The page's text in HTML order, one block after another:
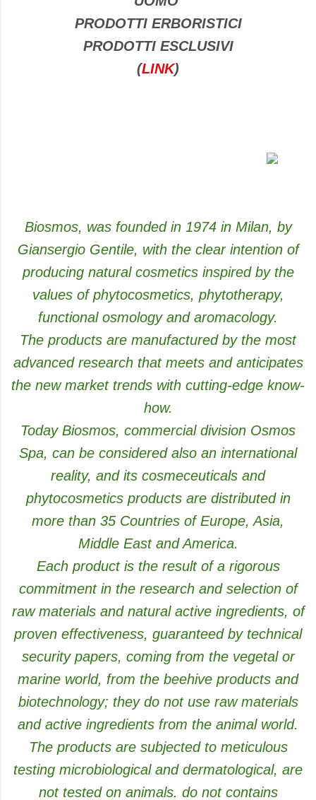
PRODOTTI ERBORISTICI
PRODOTTI ESCLUSIVI
(LINK)
Biosmos, was founded in 1974 in Milan, by
Giansergio Gentile, with the clear intention of
producing natural cosmetics inspired by the
values of phytocosmetics, phytotherapy,
functional osmology and aromacology.
The products are manufactured by the most
advanced research that meets and anticipates
the new market trends with cutting-edge know-
how.
Today Biosmos, commercial division Osmos
Spa, can be considered also an international
reality, and its cosmeceuticals and
phytocosmetics products are distributed in
more than 35 Countries of Europe, Asia,
Middle East and America.
Each product is the result of a rigorous
commitment in the research and selection of
raw materials and natural active ingredients, of
proven effectiveness, guaranteed by technical
security papers, coming from the vegetal or
marine world, from the beehive products and
biotechnology; they do not use raw materials
and active ingredients from the animal world.
The products are subjected to meticulous
testing microbiological and dermatological, are
not tested on animals. do not contains